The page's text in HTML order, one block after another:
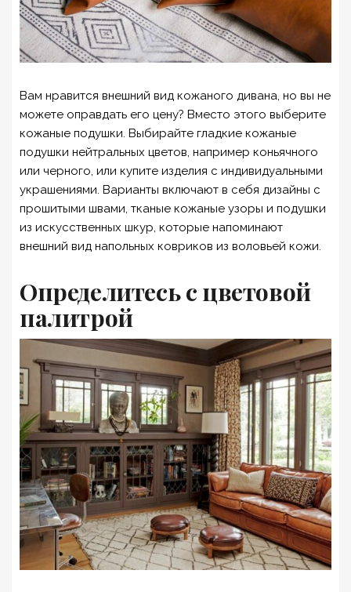
Вам нравится внешний вид кожаного дивана, но вы не
можете оправдать его цену? Вместо этого выберите
кожаные подушки. Выбирайте гладкие кожаные
подушки нейтральных цветов, например коньячного
или черного, или купите изделия с индивидуальными
украшениями. Варианты включают в себя дизайны с
прошитыми швами, тканые кожаные узоры и подушки
из искусственных шкур, которые напоминают
внешний вид напольных ковриков из воловьей кожи.
Определитесь с цветовой
палитрой